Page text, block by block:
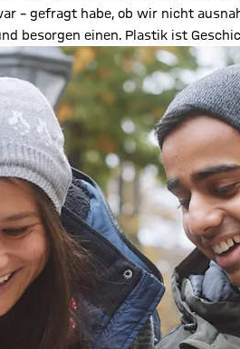
– gefragt habe, ob wir nicht
besorgen einen. Plastik ist